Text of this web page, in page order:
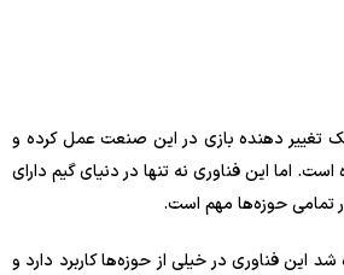
تغییر دهنده بازی در این صنعت عمل کرده و
است. اما این فناوری نه تنها در دنیای گیم دارای
تمامی حوزه‌ها مهم است.
این فناوری در خیلی از حوزه‌ها کاربرد دارد و